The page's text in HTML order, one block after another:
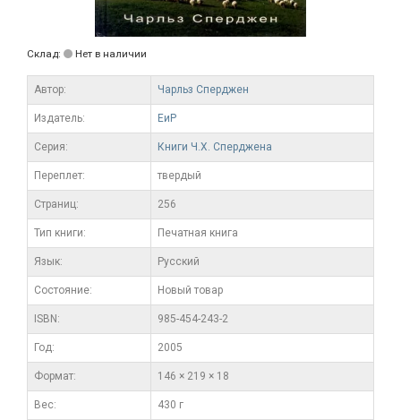
Склад: Нет в наличии
Автор: Чарльз Сперджен
Издатель: ЕиР
Серия: Книги Ч.Х. Сперджена
Переплет: твердый
Cтраниц: 256
Тип книги: Печатная книга
Язык: Русский
Состояние: Новый товар
ISBN: 985-454-243-2
Год: 2005
Формат: 146 × 219 × 18
Вес: 430 г